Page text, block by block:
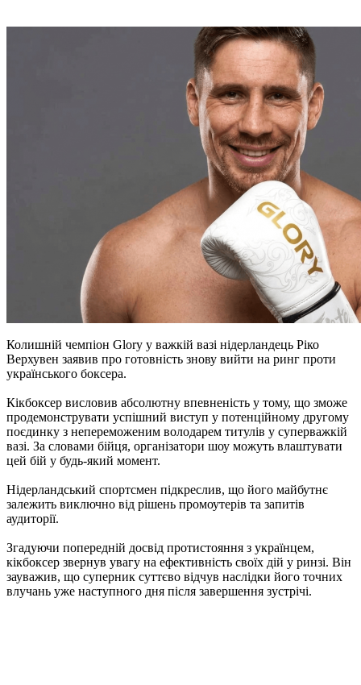
Колишній чемпіон Glory у важкій вазі нідерландець Ріко
Верхувен заявив про готовність знову вийти на ринг проти
українського боксера.
Кікбоксер висловив абсолютну впевненість у тому, що зможе
продемонструвати успішний виступ у потенційному другому
поєдинку з непереможеним володарем титулів у суперважкій
вазі. За словами бійця, організатори шоу можуть влаштувати
цей бій у будь-який момент.
Нідерландський спортсмен підкреслив, що його майбутнє
залежить виключно від рішень промоутерів та запитів
аудиторії.
Згадуючи попередній досвід протистояння з українцем,
кікбоксер звернув увагу на ефективність своїх дій у ринзі. Він
зауважив, що суперник суттєво відчув наслідки його точних
влучань уже наступного дня після завершення зустрічі.